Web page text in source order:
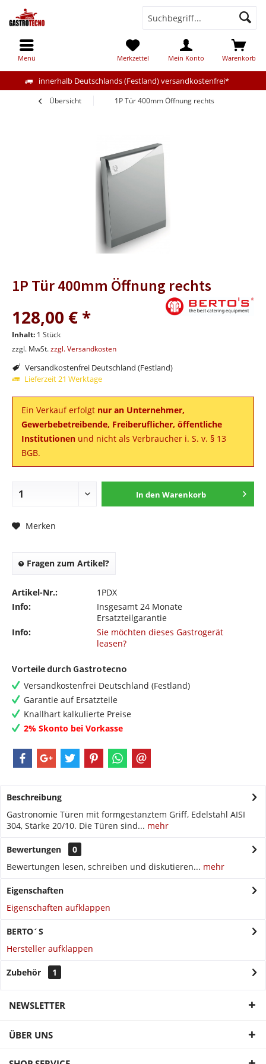
innerhalb Deutschlands (Festland) versandkostenfrei*
Warenkorb
Merkzettel Mein Konto
Menü
Übersicht 1P Tür 400mm Öffnung rechts
1P Tür 400mm Öffnung rechts
128,00 € *
Inhalt: 1 Stück
zzgl. MwSt.zzgl. Versandkosten
Versandkostenfrei Deutschland (Festland)
Lieferzeit 21 Werktage
Ein Verkauf erfolgt nur an Unternehmer,
Gewerbebetreibende, Freiberuflicher, öffentliche
Institutionen und nicht als Verbraucher i. S. v. § 13
BGB.
In den Warenkorb
Merken
Fragen zum Artikel?
Artikel-Nr.:
1PDX
Info:
Insgesamt 24 Monate
Ersatzteilgarantie
Info:
Sie möchten dieses Gastrogerät
leasen?
Vorteile durch Gastrotecno
Versandkostenfrei Deutschland (Festland)
Garantie auf Ersatzteile
Knallhart kalkulierte Preise
2% Skonto bei Vorkasse
Beschreibung
Gastronomie Türen mit formgestanztem Griff, Edelstahl AISI
304, Stärke 20/10. Die Türen sind... mehr
Bewertungen
0
Bewertungen lesen, schreiben und diskutieren... mehr
Eigenschaften
Eigenschaften aufklappen
BERTO´S
Hersteller aufklappen
Zubehör 1
NEWSLETTER
ÜBER UNS